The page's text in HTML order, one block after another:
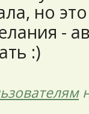
но
-
:)